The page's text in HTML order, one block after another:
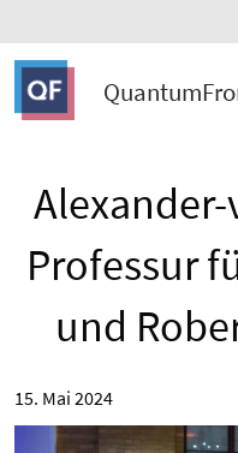
Professur
und
15. Mai 2024